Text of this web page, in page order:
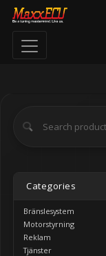
Categories
Bränslesystem
Motorstyrning
Reklam
Tjänster